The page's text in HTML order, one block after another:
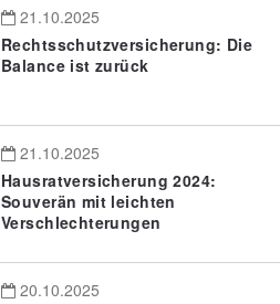
21.10.2025
Rechtsschutzversicherung: Die
Balance ist zurück
21.10.2025
Hausratversicherung 2024:
Souverän mit leichten
Verschlechterungen
20.10.2025